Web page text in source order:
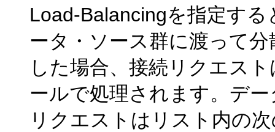
Load-Balancingを指定す
ータ・ソース群に渡って
した場合、接続リクエス
ールで処理されます。デ
リクエストはリスト内の